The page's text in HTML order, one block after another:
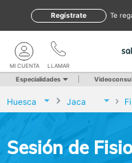
te
Regístrate
LLAMAR
MI CUENTA
Especialidades
Huesca Jaca
Sesión de